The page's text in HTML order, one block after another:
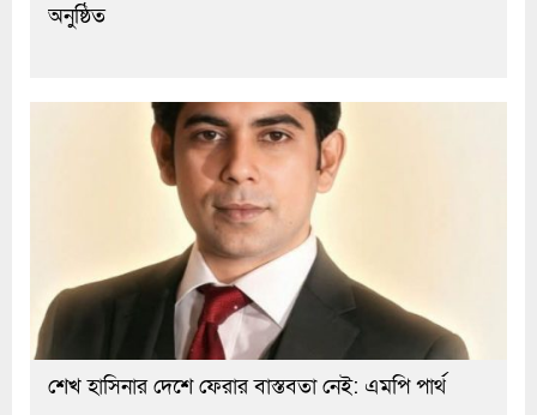
অনুষ্ঠিত
শেখ হাসিনার দেশে ফেরার বাস্তবতা নেই: এমপি পার্থ